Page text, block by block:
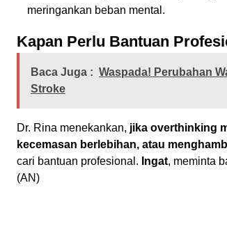
meringankan beban mental.
Kapan Perlu Bantuan
Baca Juga : Waspada! Perubahan
Stroke
Dr. Rina menekankan, jika overthinking
kecemasan berlebihan, atau
cari bantuan profesional. Ingat, meminta
(AN)